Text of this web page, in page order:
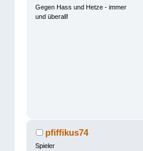
Gegen Hass und Hetze - immer
und überall!
pfiffikus74
Spieler